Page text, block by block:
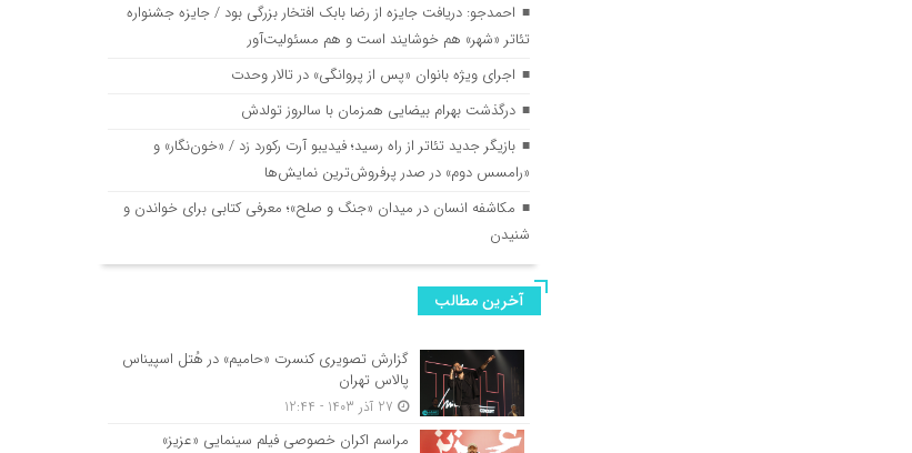
احمدجو: دریافت جایزه از رضا بابک افتخار بزرگی بود / جایزه جشنواره
تئاتر «شهر» هم خوشایند است و هم مسئولیت‌آور
اجرای ویژه بانوان «پس از پروانگی» در تالار وحدت
درگذشت بهرام بیضایی همزمان با سالروز تولدش
بازیگر جدید تئاتر از راه رسید؛ فیدیبو آرت رکورد زد / «خون‌نگار» و
«رامسس دوم» در صدر پرفروش‌ترین نمایش‌ها
مکاشفه انسان در میدان «جنگ و صلح»؛ معرفی کتابی برای خواندن و
شنیدن
آخرین مطالب
گزارش تصویری کنسرت «حامیم» در هُتل اسپیناس
پالاس تهران
مراسم اکران خصوصی فیلم سینمایی «عزیز»